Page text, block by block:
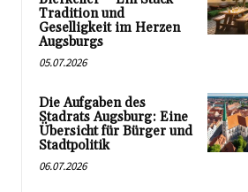
Tradition und
Geselligkeit im Herzen
Augsburgs
05.07.2026
Die Aufgaben des
Stadrats Augsburg: Eine
Übersicht für Bürger und
Stadtpolitik
06.07.2026